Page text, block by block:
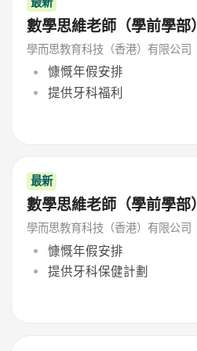
數學思維老師（學前學部）
學而思教育科技（香港）有限公司
慷慨年假安排
提供牙科福利
最新
數學思維老師（學前學部）
學而思教育科技（香港）有限公司
慷慨年假安排
提供牙科保健計劃